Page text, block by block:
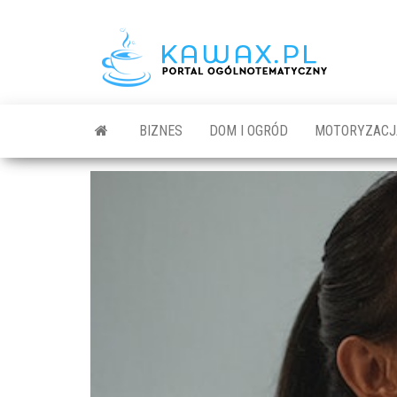
BIZNES DOM I OGRÓD